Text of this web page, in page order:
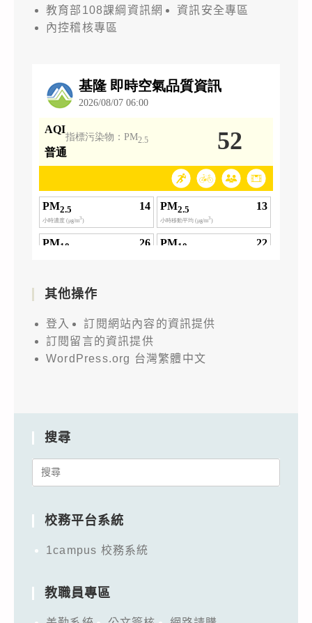
教育部108課綱資訊網
資訊安全專區
內控稽核專區
其他操作
登入
訂閱網站內容的資訊提供
訂閱留言的資訊提供
WordPress.org 台灣繁體中文
搜尋
Search
校務平台系統
1campus 校務系統
教職員專區